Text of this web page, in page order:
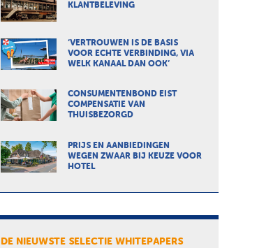
KLANTBELEVING
‘VERTROUWEN IS DE BASIS
VOOR ECHTE VERBINDING, VIA
WELK KANAAL DAN OOK’
CONSUMENTENBOND EIST
COMPENSATIE VAN
THUISBEZORGD
PRIJS EN AANBIEDINGEN
WEGEN ZWAAR BIJ KEUZE VOOR
HOTEL
DE NIEUWSTE SELECTIE WHITEPAPERS